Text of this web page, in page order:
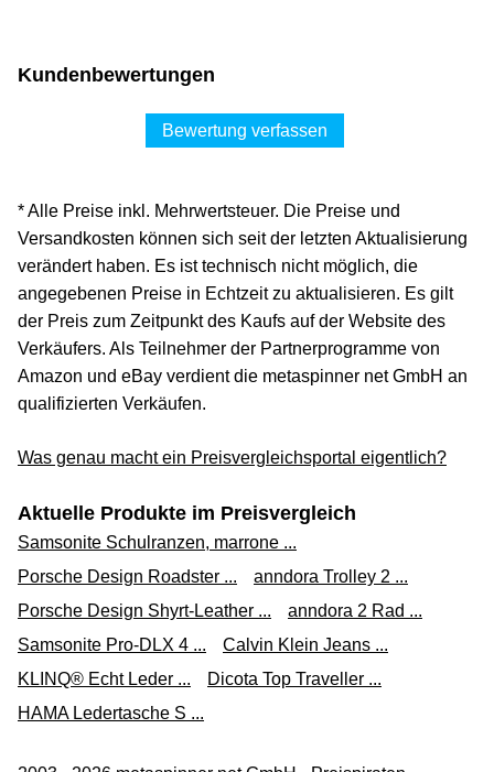
Kundenbewertungen
Bewertung verfassen
* Alle Preise inkl. Mehrwertsteuer. Die Preise und
Versandkosten können sich seit der letzten Aktualisierung
verändert haben. Es ist technisch nicht möglich, die
angegebenen Preise in Echtzeit zu aktualisieren. Es gilt
der Preis zum Zeitpunkt des Kaufs auf der Website des
Verkäufers. Als Teilnehmer der Partnerprogramme von
Amazon und eBay verdient die metaspinner net GmbH an
qualifizierten Verkäufen.
Was genau macht ein Preisvergleichsportal eigentlich?
Aktuelle Produkte im Preisvergleich
Samsonite Schulranzen, marrone ...
Porsche Design Roadster ...
anndora Trolley 2 ...
Porsche Design Shyrt-Leather ...
anndora 2 Rad ...
Samsonite Pro-DLX 4 ...
Calvin Klein Jeans ...
KLINQ® Echt Leder ...
Dicota Top Traveller ...
HAMA Ledertasche S ...